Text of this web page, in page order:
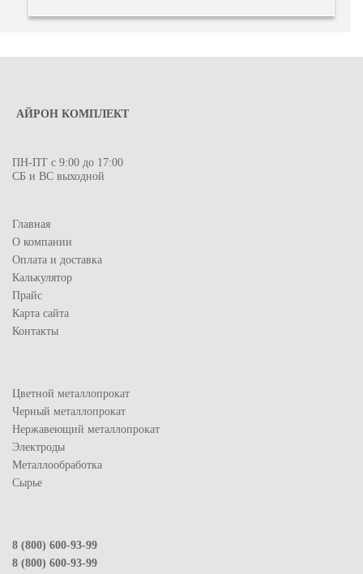
АЙРОН КОМПЛЕКТ
ПН-ПТ с 9:00 до 17:00
СБ и ВС выходной
Главная
О компании
Оплата и доставка
Калькулятор
Прайс
Карта сайта
Контакты
Цветной металлопрокат
Черный металлопрокат
Нержавеющий металлопрокат
Электроды
Металлообработка
Сырье
8 (800) 600-93-99
8 (800) 600-93-99